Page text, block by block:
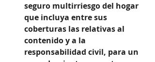
seguro multirriesgo del hogar
que incluya entre sus
coberturas las relativas al
contenido y a la
responsabilidad civil, para un